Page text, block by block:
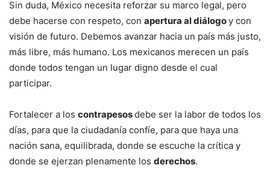
Sin duda, México necesita reforzar su marco legal, pero
debe hacerse con respeto, con apertura al diálogoy con
visión de futuro. Debemos avanzar hacia un país más justo,
más libre, más humano. Los mexicanos merecen un país
donde todos tengan un lugar digno desde el cual
participar.
Fortalecer a los contrapesosdebe ser la labor de todos los
días, para que la ciudadanía confíe, para que haya una
nación sana, equilibrada, donde se escuche la crítica y
donde se ejerzan plenamente los derechos.